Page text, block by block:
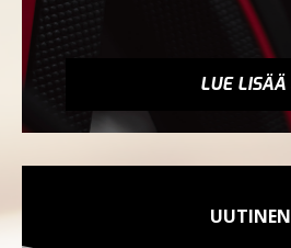
LUE LISÄÄ
UUTINEN